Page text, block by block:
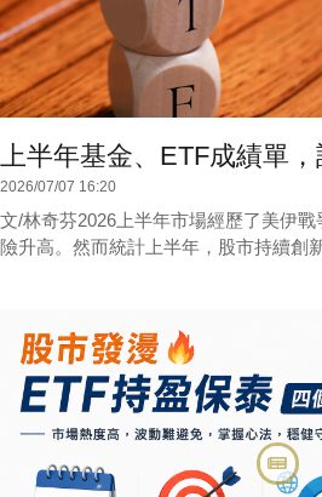
上半年基金、ETF成績單
2026/07/07 16:20
文/林奇芬2026上半年市場經歷了美伊
險升高。然而統計上半年，股市持續創